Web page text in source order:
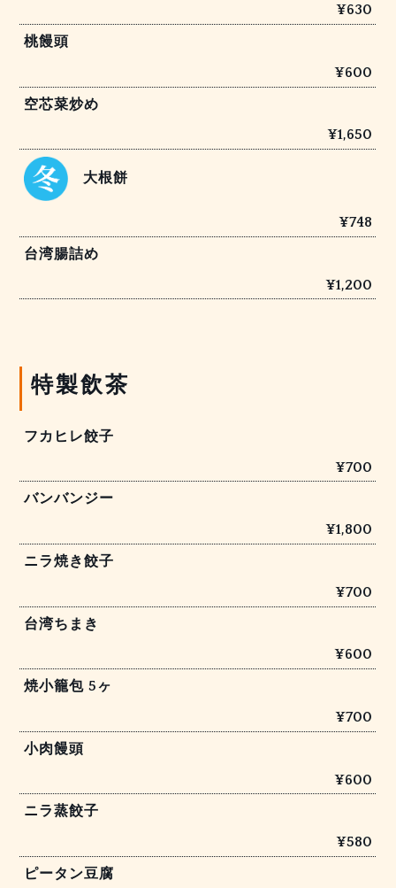
¥630
桃饅頭
¥600
空芯菜炒め
¥1,650
大根餅
¥748
台湾腸詰め
¥1,200
特製飲茶
フカヒレ餃子
¥700
バンバンジー
¥1,800
ニラ焼き餃子
¥700
台湾ちまき
¥600
焼小籠包 5ヶ
¥700
小肉饅頭
¥600
ニラ蒸餃子
¥580
ピータン豆腐